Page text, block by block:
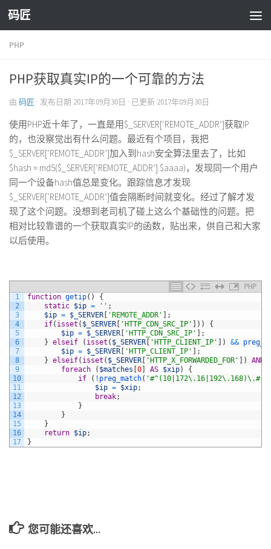
Skip to content
码匠
PHP
PHP获取真实IP的一个可靠的方法
由 码匠 · 发布日期 2017年09月30日 · 已更新 2017年09月30日
使用PHP近十年了，一直是用$_SERVER[‘REMOTE_ADDR’]获取IP
的，也没察觉出有什么问题。最近有个项目，我把
$_SERVER[‘REMOTE_ADDR’]加入到hash安全算法里去了，比如
$hash = md5($_SERVER[‘REMOTE_ADDR’].$aaaa)，发现同一个用户
同一个设备hash值总是变化。跟踪信息才发现
$_SERVER[‘REMOTE_ADDR’]值会隔断时间就变化。经过了解才发
现了这个问题。没想到老司机了碰上这么个基础性的问题。把
相对比较靠谱的一个获取真实IP的函数，贴出来，供自己和大家
以后使用。
PHP
1
2
3
4
5
6
7
8
9
10
11
12
13
14
15
16
17
function getip( )
{
static $ip = '' ;
$ip = $_SERVER 'REMOTE_ADDR'
;
if( isset ( $_SERVER 'HTTP_CDN_SRC_IP' ) )
{
$ip = $_SERVER 'HTTP_CDN_SRC_IP'
;
} elseif ( isset ( $_SERVER 'HTTP_CLIENT_IP' ) &&
$ip = $_SERVER 'HTTP_CLIENT_IP'
;
} elseif( isset ( $_SERVER 'HTTP_X_FORWARDED_FOR' ) AND
foreach
( $matches 0 AS $xip)
{
if
( ! preg_match( '#^(10|172\.16|192\.168)\.#'
$ip = $xip;
break;
}
}
}
return $ip;
}
您可能还喜欢...